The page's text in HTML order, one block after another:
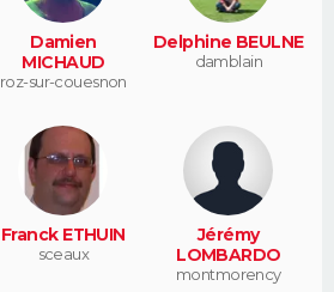
Damien
MICHAUD
roz-sur-couesnon
Delphine BEULNE
damblain
Franck ETHUIN
sceaux
Jérémy
LOMBARDO
montmorency